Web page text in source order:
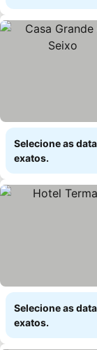
Selecione as
exatos.
Selecione as
exatos.